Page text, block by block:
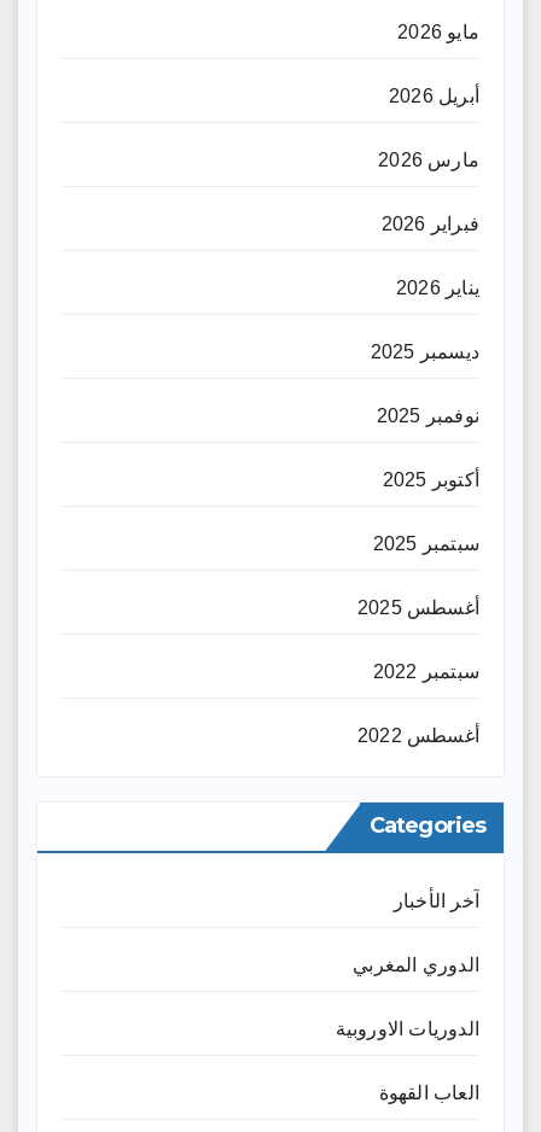
مايو 2026
أبريل 2026
مارس 2026
فبراير 2026
يناير 2026
ديسمبر 2025
نوفمبر 2025
أكتوبر 2025
سبتمبر 2025
أغسطس 2025
سبتمبر 2022
أغسطس 2022
Categories
آخر الأخبار
الدوري المغربي
الدوريات الاوروبية
العاب القهوة